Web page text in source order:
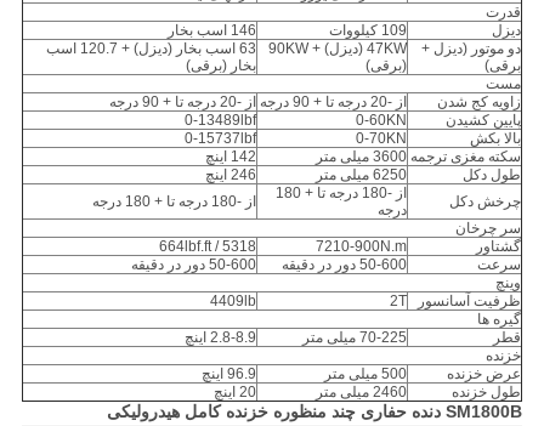
قدرت
دیزل
109 کیلووات
146 اسب بخار
دو موتور (دیزل +
برقی)
47KW (دیزل) + 90KW
(برقی)
63 اسب بخار (دیزل) + 120.7 اسب
بخار (برقی)
مست
زاویه کج شدن
از -20 درجه تا + 90 درجه
از -20 درجه تا + 90 درجه
پایین کشیدن
0-60KN
0-13489lbf
بالا بکش
0-70KN
0-15737lbf
سکته مغزی ترجمه 3600 میلی متر
142 اینچ
طول دکل
6250 میلی متر
246 اینچ
چرخش دکل
از -180 درجه تا + 180
درجه
از -180 درجه تا + 180 درجه
سر چرخان
گشتاور
7210-900N.m
5318 / 664lbf.ft
سرعت
50-600 دور در دقیقه
50-600 دور در دقیقه
وینچ
ظرفیت آسانسور
2T
4409lb
گیره ها
قطر
70-225 میلی متر
2.8-8.9 اینچ
خزنده
عرض خزنده
500 میلی متر
96.9 اینچ
طول خزنده
2460 میلی متر 20 اینچ
SM1800B دنده حفاری چند منظوره خزنده کامل هیدرولیکی